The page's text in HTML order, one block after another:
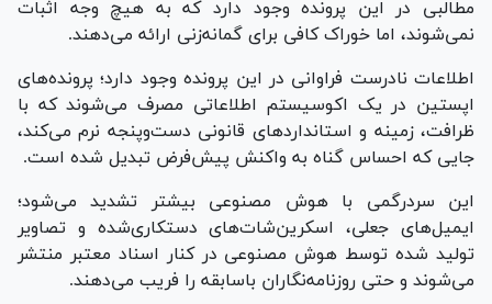
مطالبی در این پرونده وجود دارد که به هیچ وجه اثبات
نمی‌شوند، اما خوراک کافی برای گمانه‌زنی ارائه می‌دهند.
اطلاعات نادرست فراوانی در این پرونده وجود دارد؛ پرونده‌های
اپستین در یک اکوسیستم اطلاعاتی مصرف می‌شوند که با
ظرافت، زمینه و استاندارد‌های قانونی دست‌وپنجه نرم می‌کند،
جایی که احساس گناه به واکنش پیش‌فرض تبدیل شده است.
این سردرگمی با هوش مصنوعی بیشتر تشدید می‌شود؛
ایمیل‌های جعلی، اسکرین‌شات‌های دستکاری‌شده و تصاویر
تولید شده توسط هوش مصنوعی در کنار اسناد معتبر منتشر
می‌شوند و حتی روزنامه‌نگاران باسابقه را فریب می‌دهند.